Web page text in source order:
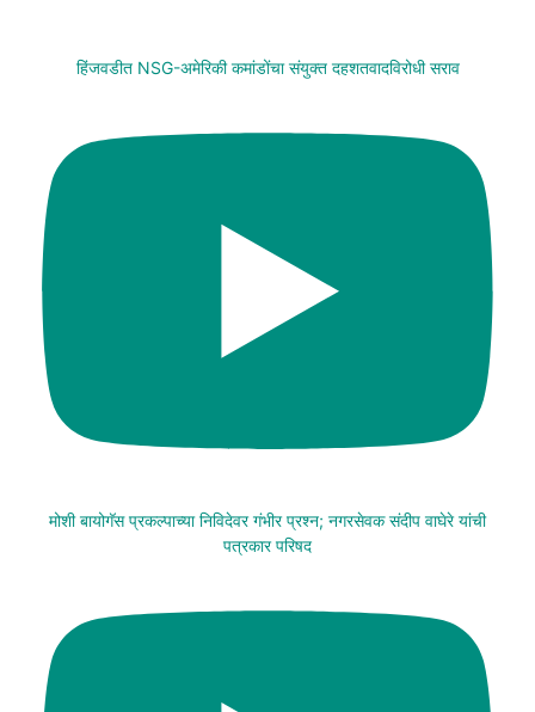
हिंजवडीत NSG-अमेरिकी कमांडोंचा संयुक्त दहशतवादविरोधी सराव
मोशी बायोगॅस प्रकल्पाच्या निविदेवर गंभीर प्रश्न; नगरसेवक संदीप वाघेरे यांची
पत्रकार परिषद